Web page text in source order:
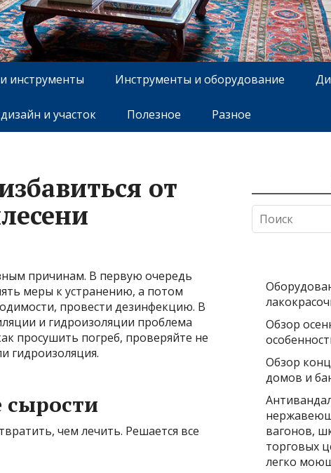
инструменты Инструменты и оборудование
и участок Полезное Разное
от
причинам. В первую очередь
меры к устранению, а потом
провести дезинфекцию. В
и гидроизоляции проблема
просушить погреб, проверяйте не
гидроизоляция.
чем лечить. Решается все
Обзор
Обзор
домов и
вагонов,
торговых
легко